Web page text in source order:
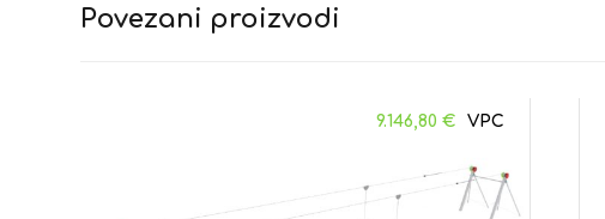
Povezani proizvodi
9.146,80€